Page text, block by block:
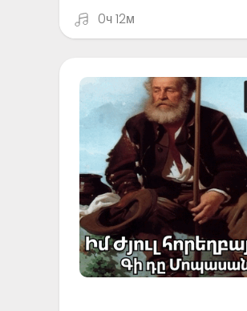
0ч 12м